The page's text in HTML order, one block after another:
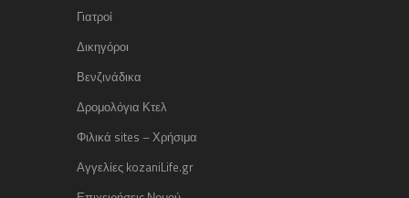
Γιατροί
Δικηγόροι
Βενζινάδικα
Δρομολόγια Κτελ
Φιλικά sites – Χρήσιμα
Αγγελίες kozaniLife.gr